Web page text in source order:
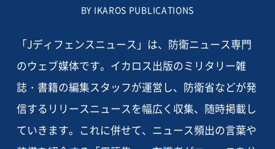
BY IKAROS PUBLICATIONS
「Jディフェンスニュース」は、防衛ニュース専門
のウェブ媒体です。イカロス出版のミリタリー雑
誌・書籍の編集スタッフが運営し、防衛省などが発
信するリリースニュースを幅広く収集、随時掲載し
ていきます。これに併せて、ニュース頻出の言葉や